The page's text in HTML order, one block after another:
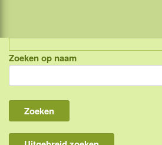
Indonesië, eilandcombinaties
Bali
Lombok
Flores & Komodo
Zoeken op naam